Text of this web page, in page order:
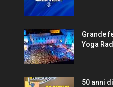
Grande
Yoga
50 anni